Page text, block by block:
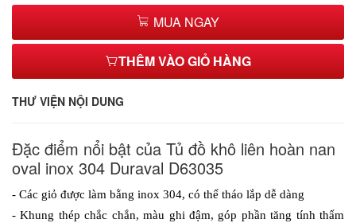
MUA NGAY
THÊM VÀO GIỎ HÀNG
THƯ VIỆN NỘI DUNG
Đặc điểm nổi bật của Tủ đồ khô liên hoàn nan
oval inox 304 Duraval D63035
- Các giỏ được làm bằng inox 304, có thể tháo lắp dễ dàng
- Khung thép chắc chắn, màu ghi đậm, góp phần tăng tính thẩm